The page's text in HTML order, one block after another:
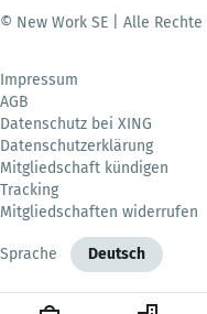
© New Work SE | Alle
Impressum
AGB
Datenschutz bei XING
Datenschutzerklärung
Mitgliedschaft kündigen
Tracking
Mitgliedschaften widerrufen
Sprache Deutsch